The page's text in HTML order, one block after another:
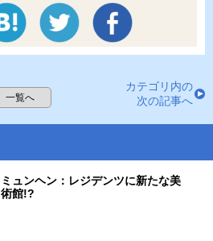
一覧へ
カテゴリ内の
次の記事へ
ミュンヘン：レジデンツに新たな美
術館!?